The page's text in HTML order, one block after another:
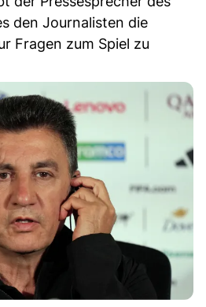
den Journalisten die
Fragen zum Spiel zu